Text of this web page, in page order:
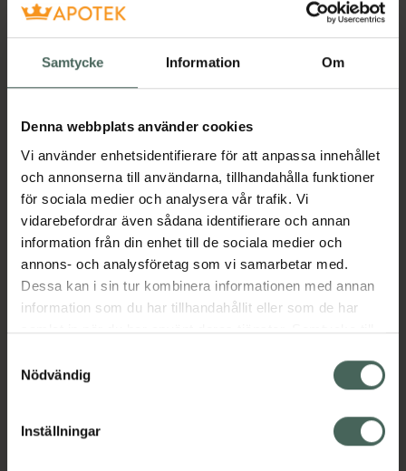
Samtycke Information Om
Denna webbplats använder cookies
Vi använder enhetsidentifierare för att anpassa innehållet
och annonserna till användarna, tillhandahålla funktioner
för sociala medier och analysera vår trafik. Vi
vidarebefordrar även sådana identifierare och annan
information från din enhet till de sociala medier och
annons- och analysföretag som vi samarbetar med.
Dessa kan i sin tur kombinera informationen med annan
information som du har tillhandahållit eller som de har
samlat in när du har använt deras tjänster. Samtycke till
återkalla ditt samtycke via webbplatsens
cookieinställningar. Ett återkallat samtycke påverkar inte
lagligheten av behandling som skett innan återkallelsen.
Nödvändig
Inställningar
Köp via ditt recept
Aktuella erbjudanden
Beskrivning Dölj
Läs alltid bipacksedeln innan
användning.
EAN:05055565723227
Bipacksedel från FASS Visa